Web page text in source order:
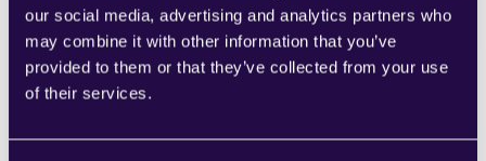
our social media, advertising and analytics partners who
may combine it with other information that you’ve
provided to them or that they’ve collected from your use
of their services.
2Chat
de categorías para crear fácilmente